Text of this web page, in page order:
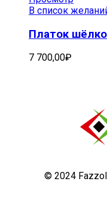
В список
Платок
7 700,00₽
© 2024